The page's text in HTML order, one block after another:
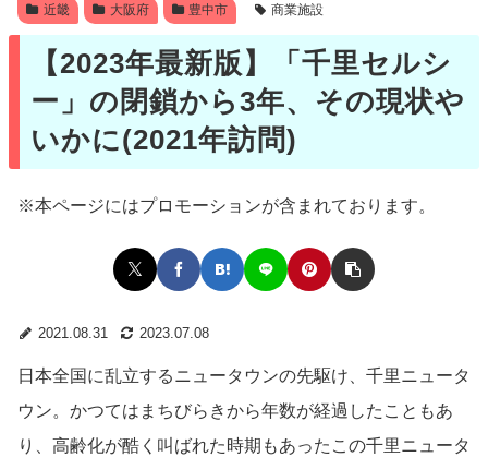
近畿 大阪府 豊中市 商業施設
【2023年最新版】「千里セルシ
ー」の閉鎖から3年、その現状や
いかに(2021年訪問)
※本ページにはプロモーションが含まれております。
2021.08.31 2023.07.08
日本全国に乱立するニュータウンの先駆け、千里ニュータ
ウン。かつてはまちびらきから年数が経過したこともあ
り、高齢化が酷く叫ばれた時期もあったこの千里ニュータ